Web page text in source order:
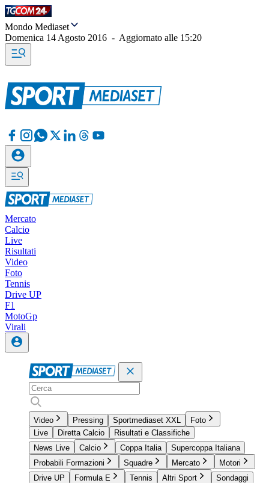
Mondo Mediaset
Domenica 14 Agosto 2016 - Aggiornato alle 15:20
Mercato
Calcio
Live
Risultati
Video
Foto
Tennis
Drive UP
F1
MotoGp
Virali
Video Pressing Sportmediaset XXL
Foto
Live
Diretta Calcio
Risultati e Classifiche
News Live
Calcio Coppa Italia
Supercoppa Italiana
Probabili Formazioni
Squadre Mercato
Motori
Drive UP
Formula E Tennis Altri Sport
Sondaggi